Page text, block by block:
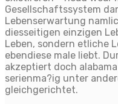
Gesellschaftssystem
Lebenserwartung
diesseitigen einzigen
Leben, sondern etliche
ebendiese male liebt.
akzeptiert doch
serienma?ig unter
gleichgerichtet.